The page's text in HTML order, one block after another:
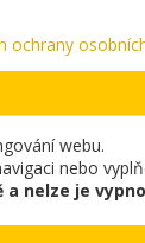
ochrany
webu.
nebo
a nelze je